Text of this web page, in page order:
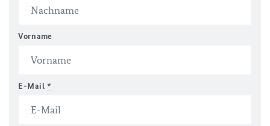
Vorname
E-Mail *